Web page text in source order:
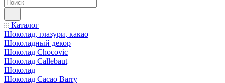
Каталог
Шоколад, глазури, какао
Шоколадный декор
Шоколад Chocovic
Шоколад Callebaut
Шоколад
Шоколад Cacao Barry